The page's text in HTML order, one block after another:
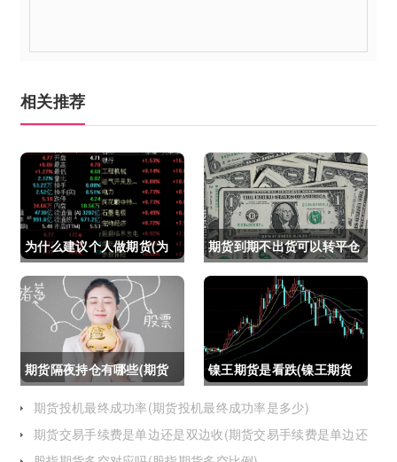
相关推荐
为什么建议个人做期货(为
什么建议个人做期货交易)
期货到期不出货可以转平仓
吗吗(期货如果到期不平仓
怎么办)
期货隔夜持仓有哪些(期货
隔夜持仓有哪些风险)
镍王期货是看跌(镍王期货
是看跌还是看涨)
期货投机最终成功率(期货投机最终成功率是多少)
期货交易手续费是单边还是双边收(期货交易手续费是单边还
是双边收费)